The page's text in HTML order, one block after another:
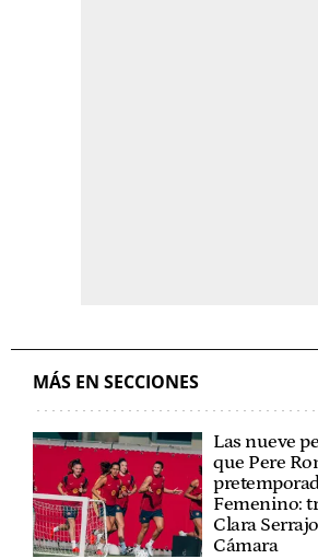
MÁS EN SECCIONES
Las nueve
que Pere
Femenino:
Clara
Cámara